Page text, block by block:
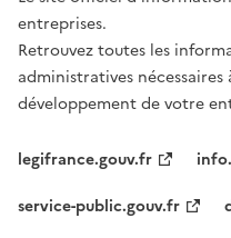
entreprises.
Retrouvez toutes les
administratives
développement de votre
legifrance.gouv.fr
service-public.gouv.fr